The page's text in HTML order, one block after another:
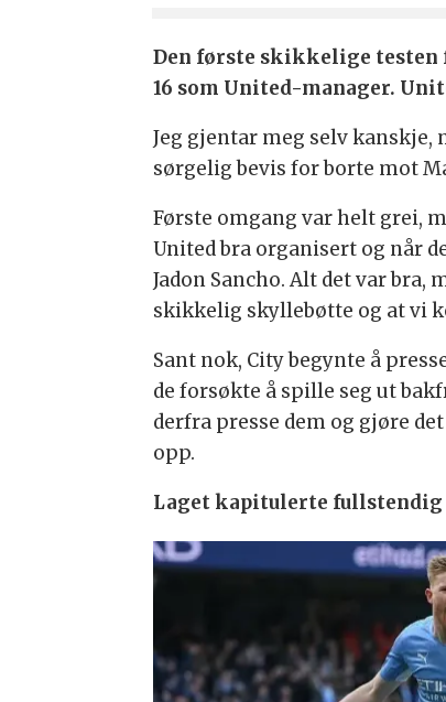
Den første skikkelige
16 som United-manager.
Jeg gjentar meg selv
sørgelig bevis for borte mot
Første omgang var helt grei,
United bra organisert og når
Jadon Sancho. Alt det var
skikkelig skyllebøtte og at vi
Sant nok, City begynte å
de forsøkte å spille seg ut
derfra presse dem og gjøre
opp.
Laget kapitulerte fullstendig